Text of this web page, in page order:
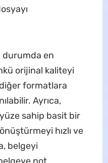
durumda en
orijinal kaliteyi
diğer formatlara
Ayrıca,
sahip basit bir
hızlı ve
belgeyi